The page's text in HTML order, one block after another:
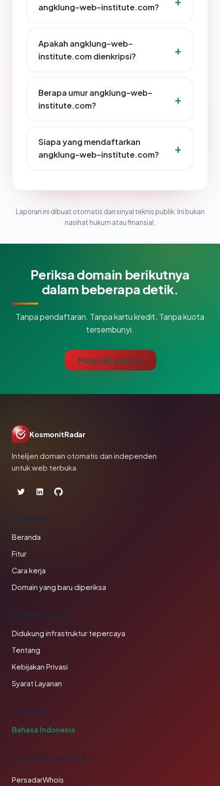
angklung-web-institute.com?
Apakah angklung-web-
institute.com dienkripsi?
Berapa umur angklung-web-
institute.com?
Siapa yang mendaftarkan
angklung-web-institute.com?
Laporan ini dibuat otomatis dari sinyal teknis publik. Ini bukan
nasihat hukum atau finansial.
Periksa domain berikutnya
dalam beberapa detik.
Tanpa pendaftaran. Tanpa kartu kredit. Tanpa kuota
tersembunyi.
Mulai cek gratis →
KosmonitRadar
Intelijen domain otomatis dan independen
untuk web terbuka.
PRODUK
Beranda
Fitur
Cara kerja
Domain yang baru diperiksa
PERUSAHAAN
Didukung infrastruktur tepercaya
Tentang
Kebijakan Privasi
Syarat Layanan
BAHASA
Bahasa Indonesia
TAUTAN SAHABAT
PersadarWhois